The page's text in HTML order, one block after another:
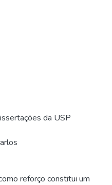
da USP
reforço constitui um